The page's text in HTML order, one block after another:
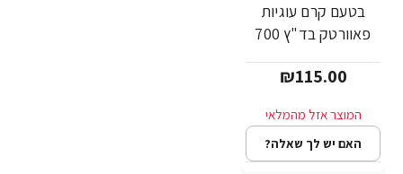
בטעם קרם עוגיות
פאוורטק בד"ץ 700
PowerTech
₪115.00
האם יש לך שאלה?